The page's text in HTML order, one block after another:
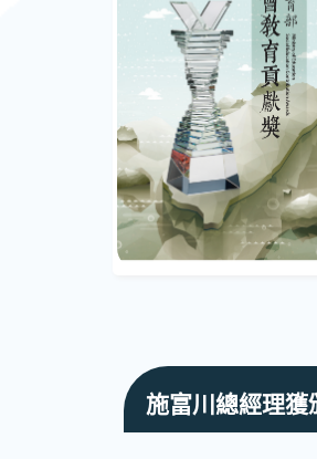
施富川總經理